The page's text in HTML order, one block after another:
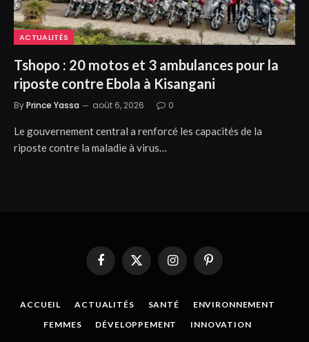
ACTUALITÉS
Tshopo : 20 motos et 3 ambulances pour la
riposte contre Ebola à Kisangani
ByPrince Yassa août 6, 2026 0
Le gouvernement central a renforcé les capacités de la
riposte contre la maladie à virus…
FacebookX
(Twitter)
InstagramPinterest
ACCUEIL ACTUALITÉS SANTÉ
ENVIRONNEMENT
FEMMES
DÉVELOPPEMENT
INNOVATION